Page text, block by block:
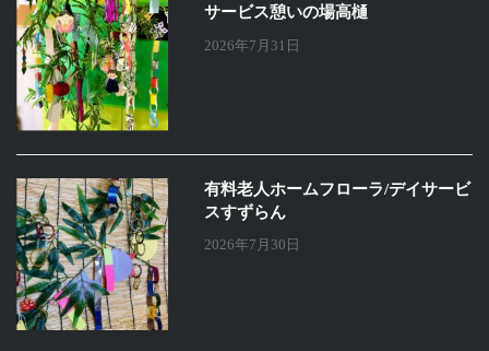
サービス憩いの場高樋
2026年7月31日
有料老人ホームフローラ/デイサービ
スすずらん
2026年7月30日